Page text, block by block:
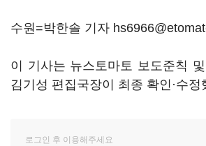
수원=박한솔 기자
이 기사는 뉴스토마토 보도준칙
김기성 편집국장이 최종 확인·수정